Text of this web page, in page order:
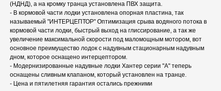
(НДНД), а на кромку транца установлена ПВХ защита.
- В кормовой части лодки установлена опорная пластина, так
называемый "ИНТЕРЦЕПТОР" Оптимизация срыва водяного потока в
кормовой части лодки, быстрый выход на глиссирование, а так же
увеличение максимальной скорости под маломощным мотором, вот
основное преимущество лодок с надувным стационарным надувным
дном, которое оснащено интерцептором.
- Модернизированные надувные лодки Хантер серии "А" теперь
оснащены сливным клапаном, который установлен на транце.
- Цена и пятилетняя гарантия остались прежними